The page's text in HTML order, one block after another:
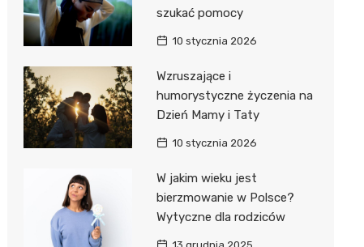
szukać pomocy
10 stycznia 2026
Wzruszające i
humorystyczne życzenia na
Dzień Mamy i Taty
10 stycznia 2026
W jakim wieku jest
bierzmowanie w Polsce?
Wytyczne dla rodziców